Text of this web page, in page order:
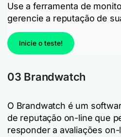
Use a ferramenta de
gerencie a reputação de
Inicie o teste!
03 Brandwatch
O Brandwatch é um
de reputação on-line que
responder a avaliações